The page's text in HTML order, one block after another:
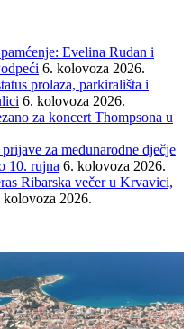
Evelina Rudan i
6. kolovoza 2026.
prolaza, parkirališta i
6. kolovoza 2026.
za koncert Thompsona u
za međunarodne dječje
10. rujna 6. kolovoza 2026.
Ribarska večer u Krvavici,
kolovoza 2026.